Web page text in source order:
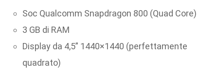
Soc Qualcomm Snapdragon 800 (Quad Core)
3 GB di RAM
Display da 4,5” 1440×1440 (perfettamente
quadrato)